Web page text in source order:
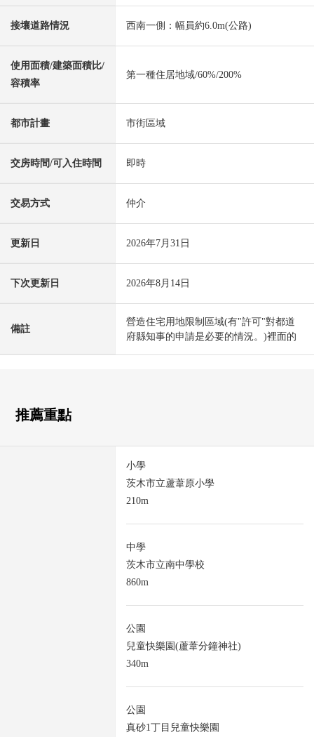
接壤道路情況 西南一側：幅員約6.0m(公路)
使用面積/建築面積比/
容積率
第一種住居地域/60%/200%
都市計畫 市街區域
交房時間/可入住時間 即時
交易方式 仲介
更新日 2026年7月31日
下次更新日 2026年8月14日
備註
營造住宅用地限制區域(有"許可"對都道
府縣知事的申請是必要的情況。)裡面的
推薦重點
小學
茨木市立蘆葦原小學
210m
中學
茨木市立南中學校
860m
公園
兒童快樂園(蘆葦分鐘神社)
340m
公園
真砂1丁目兒童快樂園